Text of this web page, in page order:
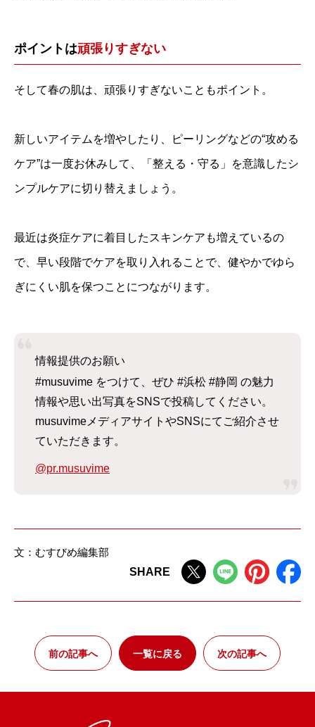
ポイントは頑張りすぎない
そして春の肌は、頑張りすぎないこともポイント。
新しいアイテムを増やしたり、ピーリングなどの“攻める
ケア”は一度お休みして、「整える・守る」を意識したシ
ンプルケアに切り替えましょう。
最近は炎症ケアに着目したスキンケアも増えているの
で、早い段階でケアを取り入れることで、健やかでゆら
ぎにくい肌を保つことにつながります。
情報提供のお願い
#musuvime をつけて、ぜひ #浜松 #静岡 の魅力
情報や思い出写真をSNSで投稿してください。
musuvimeメディアサイトやSNSにてご紹介させ
ていただきます。
@pr.musuvime
文：むすびめ編集部
SHARE
前の記事へ 一覧に戻る 次の記事へ